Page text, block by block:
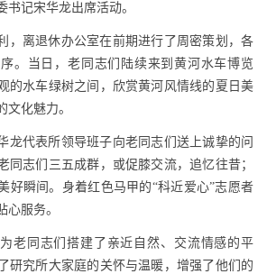
书记宋华龙出席活动。
，离退休办公室在前期进行了周密策划，各
。当日，老同志们陆续来到黄河水车博览
的水车绿树之间，欣赏黄河风情线的夏日美
文化魅力。
龙代表所领导班子向老同志们送上诚挚的问
同志们三五成群，或促膝交流，追忆往昔；
好瞬间。 身着红色马甲的“科近爱心”志愿者
心服务。
老同志们搭建了亲近自然、交流情感的平
研究所大家庭的关怀与温暖，增强了他们的